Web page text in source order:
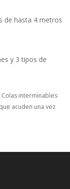
de hasta 4 metros
y 3 tipos de
interminables
acuden una vez